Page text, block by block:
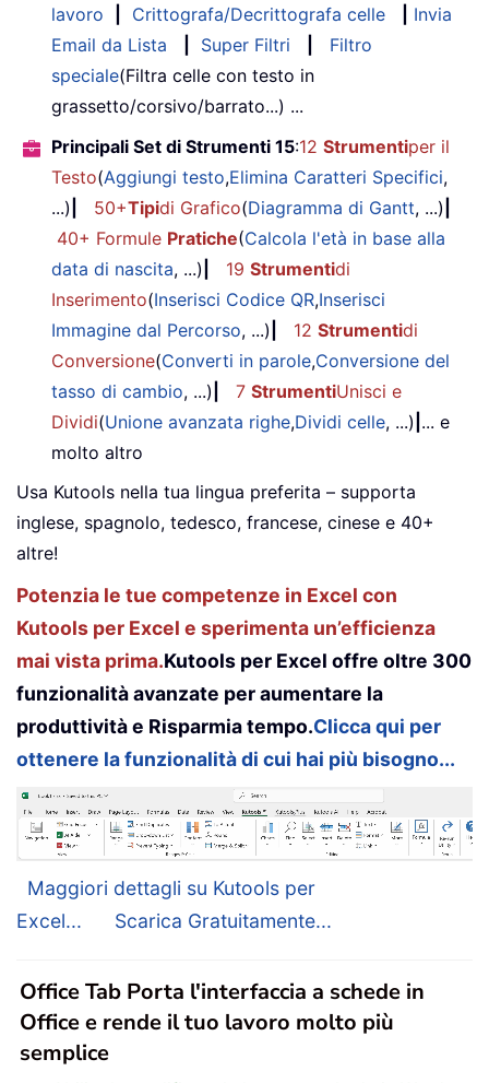
lavoro
Crittografa/Decrittografa celle
Invia
Email da Lista
Super Filtri
Filtro
speciale(Filtra celle con testo in
grassetto/corsivo/barrato...) ...
Principali Set di Strumenti 15:12 Strumentiper il
Testo(Aggiungi testo,Elimina Caratteri Specifici,
...)
50+Tipidi Grafico(Diagramma di Gantt, ...)
40+ Formule Pratiche(Calcola l'età in base alla
data di nascita, ...) 19 Strumentidi
Inserimento(Inserisci Codice QR,Inserisci
Immagine dal Percorso, ...) 12 Strumentidi
Conversione(Converti in parole,Conversione del
tasso di cambio, ...) 7 StrumentiUnisci e
Dividi(Unione avanzata righe,Dividi celle, ...) ... e
molto altro
Usa Kutools nella tua lingua preferita – supporta
inglese, spagnolo, tedesco, francese, cinese e 40+
altre!
Potenzia le tue competenze in Excel con
Kutools per Excel e sperimenta un’efficienza
mai vista prima.Kutools per Excel offre oltre 300
funzionalità avanzate per aumentare la
produttività e Risparmia tempo.Clicca qui per
ottenere la funzionalità di cui hai più bisogno...
Maggiori dettagli su Kutools per
Excel...
Scarica Gratuitamente...
Office Tab Porta l'interfaccia a schede in
Office e rende il tuo lavoro molto più
semplice